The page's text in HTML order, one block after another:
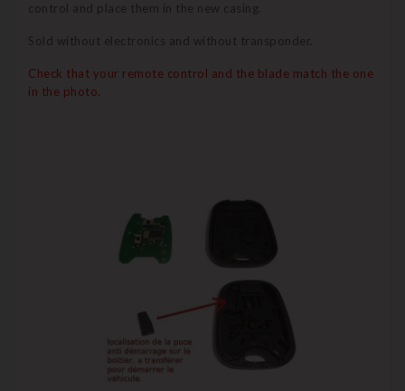
control and place them in the new casing.
Sold without electronics and without transponder.
Check that your remote control and the blade match the one
in the photo.